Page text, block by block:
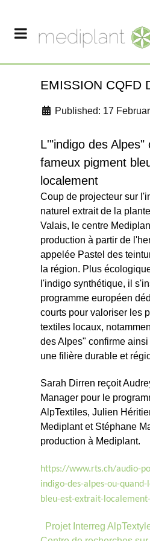
EMISSION CQFD
Published: 17
L'"indigo des Alpes"
fameux pigment
localement
Coup de projecteur sur
naturel extrait de la plante
Valais, le centre
production à partir de
appelée Pastel des
la région. Plus
lʹindigo synthétique, il
programme européen
courts pour valoriser les
textiles locaux,
des Alpes" confirme
une filière durable et
Sarah Dirren reçoit
Manager pour le
AlpTextiles, Julien
Mediplant et Stéphane
production à Mediplant.
https://www.rts.ch/audio-
indigo-des-alpes-ou-
bleu-est-extrait-
Projet Interreg